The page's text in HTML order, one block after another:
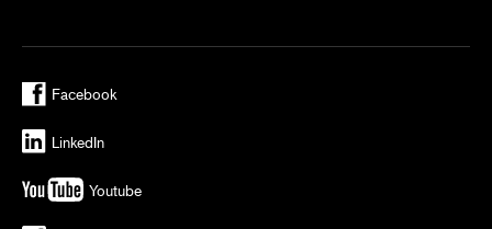
Facebook
LinkedIn
Youtube